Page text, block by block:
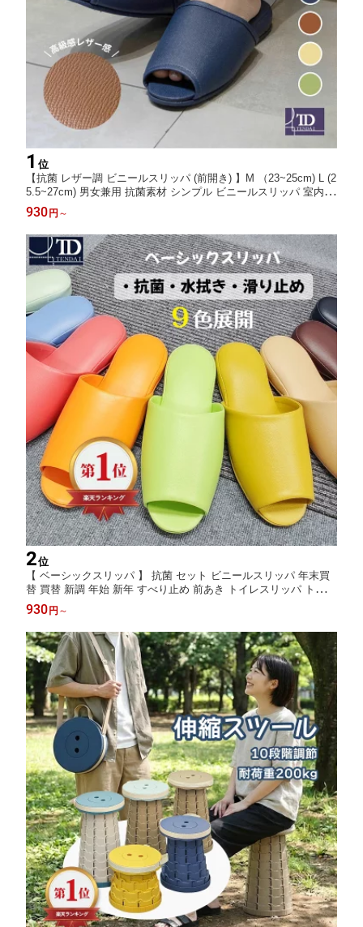
1 位
【抗菌 レザー調 ビニールスリッパ (前開き) 】M （23~25cm) L (2
5.5~27cm) 男女兼用 抗菌素材 シンプル ビニールスリッパ 室内
歯科 病院 クリニック サロン オフィス ホテル 旅館 医療 オフィス
業務用 来客 セット 拭きとり
930円 ～
2位
【 ベーシックスリッパ 】 抗菌 セット ビニールスリッパ 年末買
替 買替 新調 年始 新年 すべり止め 前あき トイレスリッパ トイレ
ビニール 合皮 拭ける 滑り止め 会社 学校 病院 業務用 行事 歯科
医 施
930円 ～